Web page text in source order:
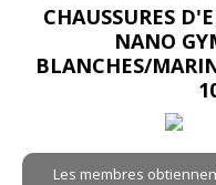
CHAUSSURES
NANO
BLANCHES/
Les membres